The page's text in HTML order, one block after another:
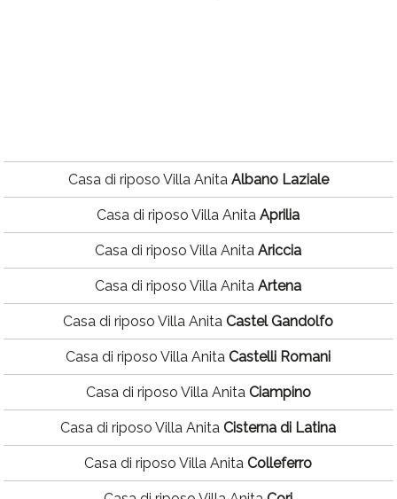
Casa di riposo Villa Anita Albano Laziale
Casa di riposo Villa AnitaAprilia
Casa di riposo Villa AnitaAriccia
Casa di riposo Villa AnitaArtena
Casa di riposo Villa AnitaCastel Gandolfo
Casa di riposo Villa AnitaCastelli Romani
Casa di riposo Villa Anita Ciampino
Casa di riposo Villa AnitaCisterna di Latina
Casa di riposo Villa AnitaColleferro